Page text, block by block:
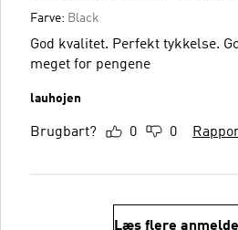
Farve: Black
God kvalitet. Perfekt tykkelse.
meget for pengene
lauhojen
Brugbart? 0 0
Læs flere